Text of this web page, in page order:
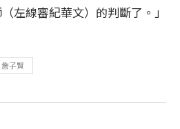
左線審紀華文）的判斷了。」
詹子賢